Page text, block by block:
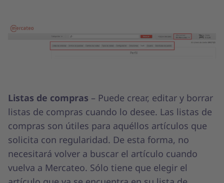
Listas de compras – Puede crear, editar y borrar
listas de compras cuando lo desee. Las listas de
compras son útiles para aquéllos artículos que
solicita con regularidad. De esta forma, no
necesitará volver a buscar el artículo cuando
vuelva a Mercateo. Sólo tiene que elegir el